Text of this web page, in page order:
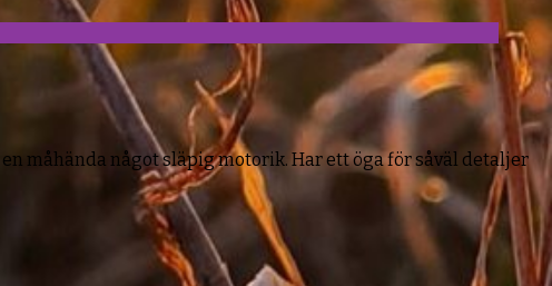
måhända något släpig motorik. Har ett öga för såväl detaljer